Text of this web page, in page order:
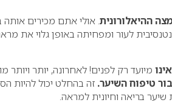
ההיאלורונית. אולי אתם מכירים אותה
לעור ומפחיתה באופן גלוי את
אינו מיועד רק לפנים! לאחרונה, יותר ויותר
טיפוח השיער. זה בהחלט יכול להיות
בריאה וחיונית למראה.